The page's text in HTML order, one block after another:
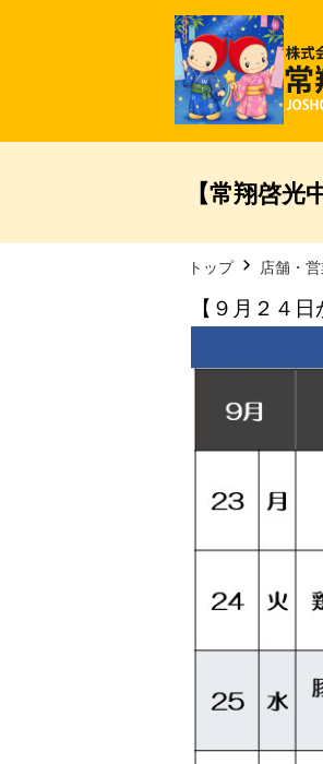
【常翔啓
トップ 店舗・
【９月２４